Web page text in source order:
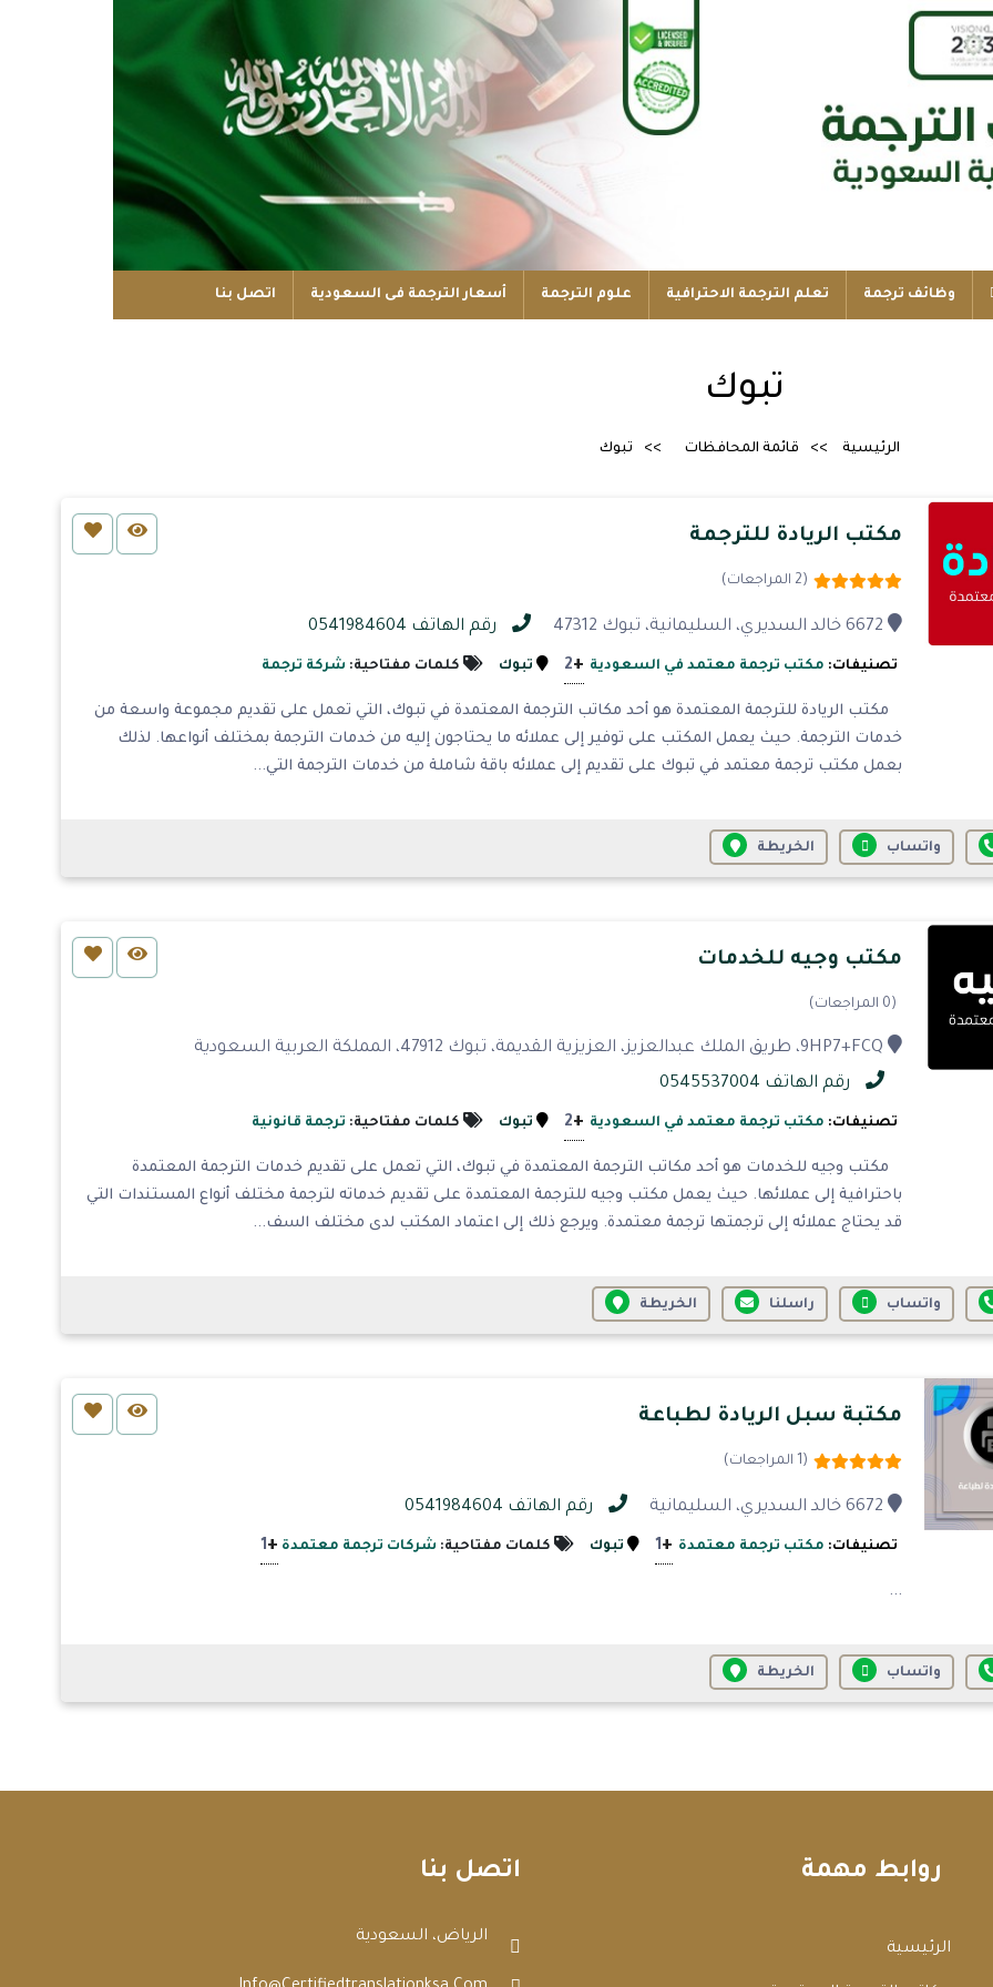
وظائف ترجمة تعلم الترجمة الاحترافية علوم الترجمة أسعار الترجمة فى السعودية اتصل بنا
تبوك
الرئيسية قائمة المحافظات تبوك
مكتب الريادة للترجمة
(2 المراجعات)
6672 خالد السديري، السليمانية، تبوك 47312 رقم الهاتف 0541984604
تصنيفات: مكتب ترجمة معتمد في السعودية +
2 تبوك كلمات مفتاحية: شركة ترجمة
مكتب الريادة للترجمة المعتمدة هو أحد مكاتب الترجمة المعتمدة في تبوك، التي تعمل على تقديم مجموعة واسعة من
خدمات الترجمة. حيث يعمل المكتب على توفير إلى عملائه ما يحتاجون إليه من خدمات الترجمة بمختلف أنواعها. لذلك
بعمل مكتب ترجمة معتمد في تبوك على تقديم إلى عملائه باقة شاملة من خدمات الترجمة التي...
واتساب الخريطة
مكتب وجيه للخدمات
(0 المراجعات)
9HP7+FCQ، طريق الملك عبدالعزيز، العزيزية القديمة، تبوك 47912، المملكة العربية السعودية
رقم الهاتف 0545537004
تصنيفات: مكتب ترجمة معتمد في السعودية +
2 تبوك كلمات مفتاحية: ترجمة قانونية
مكتب وجيه للخدمات هو أحد مكاتب الترجمة المعتمدة في تبوك، التي تعمل على تقديم خدمات الترجمة المعتمدة
باحترافية إلى عملائها. حيث يعمل مكتب وجيه للترجمة المعتمدة على تقديم خدماته لترجمة مختلف أنواع المستندات التي
قد يحتاج عملائه إلى ترجمتها ترجمة معتمدة. ويرجع ذلك إلى اعتماد المكتب لدى مختلف السف...
واتساب راسلنا الخريطة
مكتبة سبل الريادة لطباعة
(1 المراجعات)
6672 خالد السديري، السليمانية رقم الهاتف 0541984604
تصنيفات: مكتب ترجمة معتمدة +
1 تبوك كلمات مفتاحية: شركات ترجمة معتمدة +
1
...
واتساب الخريطة
روابط مهمة
الرئيسية
اتصل بنا
الرياض، السعودية